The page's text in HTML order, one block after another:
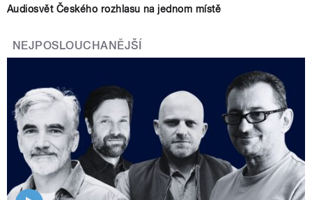
Audiosvět Českého rozhlasu na jednom místě
NEJPOSLOUCHANĚJŠÍ